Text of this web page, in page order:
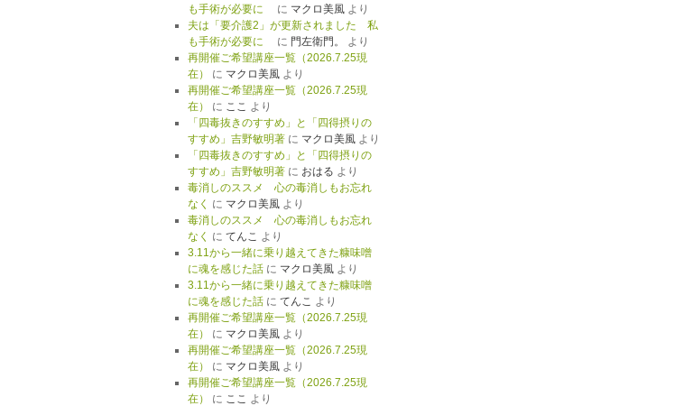
も手術が必要に
に マクロ美風より
夫は「要介護2」が更新されました 私
も手術が必要に
に 門左衛門。
より
再開催ご希望講座一覧（2026.7.25現
在）
に マクロ美風より
再開催ご希望講座一覧（2026.7.25現
在）
に ここ より
「四毒抜きのすすめ」と「四得摂りの
すすめ」吉野敏明著に マクロ美風より
「四毒抜きのすすめ」と「四得摂りの
すすめ」吉野敏明著に おはる より
毒消しのススメ 心の毒消しもお忘れ
なく に マクロ美風より
毒消しのススメ 心の毒消しもお忘れ
なく に てんこ より
3.11から一緒に乗り越えてきた糠味噌
に魂を感じた話に マクロ美風より
3.11から一緒に乗り越えてきた糠味噌
に魂を感じた話に てんこ より
再開催ご希望講座一覧（2026.7.25現
在）
に マクロ美風より
再開催ご希望講座一覧（2026.7.25現
在）
に マクロ美風より
再開催ご希望講座一覧（2026.7.25現
在）
に ここ より